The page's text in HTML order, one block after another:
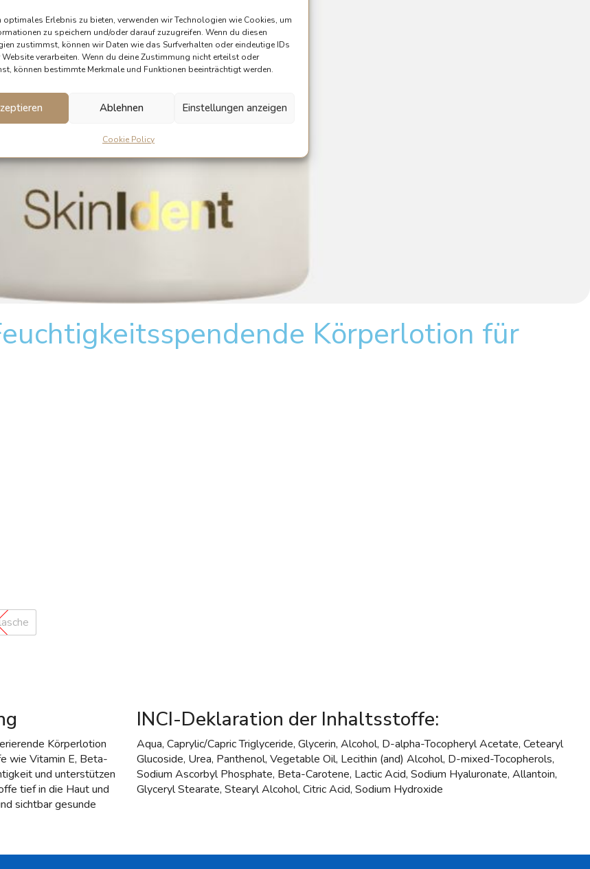
optimales Erlebnis zu bieten, verwenden wir Technologien wie Cookies, um
zu speichern und/oder darauf zuzugreifen. Wenn du diesen
zustimmst, können wir Daten wie das Surfverhalten oder eindeutige IDs
Website verarbeiten. Wenn du deine Zustimmung nicht erteilst oder
können bestimmte Merkmale und Funktionen beeinträchtigt werden.
Ablehnen Einstellungen anzeigen
Cookie Policy
Körperlotion für
Körperlotion
wie Vitamin E, Beta-
und unterstützen
tief in die Haut und
sichtbar gesunde
INCI-Deklaration der Inhaltsstoffe:
Aqua, Caprylic/Capric Triglyceride, Glycerin, Alcohol, D-alpha-Tocopheryl Acetate, Cetearyl
Glucoside, Urea, Panthenol, Vegetable Oil, Lecithin (and) Alcohol, D-mixed-Tocopherols,
Sodium Ascorbyl Phosphate, Beta-Carotene, Lactic Acid, Sodium Hyaluronate, Allantoin,
Glyceryl Stearate, Stearyl Alcohol, Citric Acid, Sodium Hydroxide